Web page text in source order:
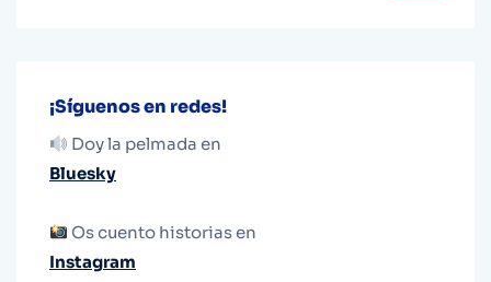
¡Síguenos en redes!
Doy la pelmada en
Bluesky
Os cuento historias en
Instagram